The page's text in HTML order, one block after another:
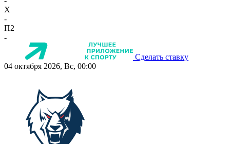
X
-
П2
-
Сделать ставку
04 октября 2026, Вс, 00:00